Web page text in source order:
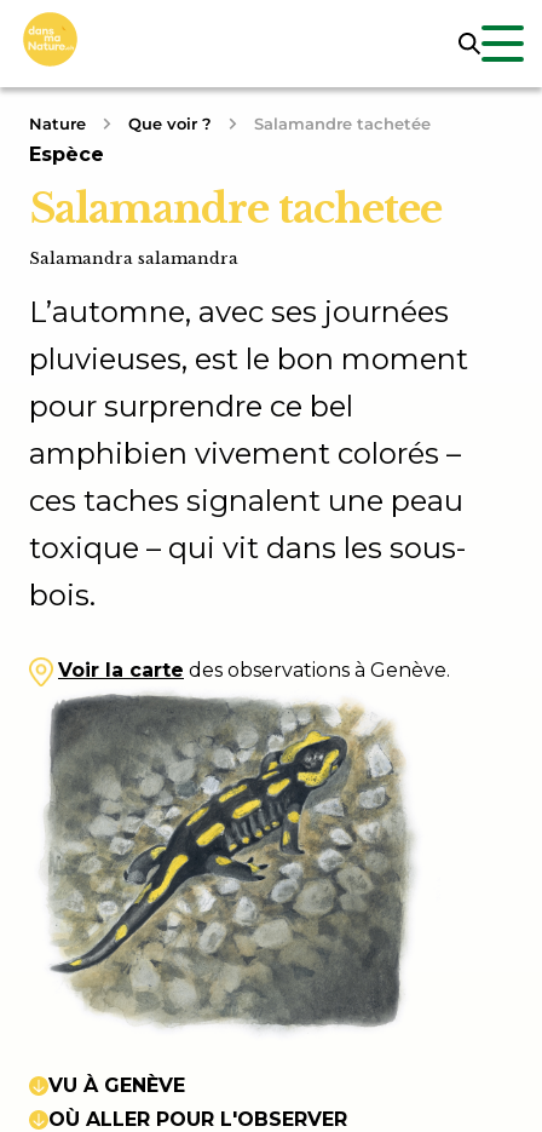
Nature Que voir ? Salamandre tachetée
Espèce
Salamandre tachetee
Salamandra salamandra
L’automne, avec ses journées
pluvieuses, est le bon moment
pour surprendre ce bel
amphibien vivement colorés –
ces taches signalent une peau
toxique – qui vit dans les sous-
bois.
Voir la carte des observations à Genève.
VU À GENÈVE
OÙ ALLER POUR L'OBSERVER